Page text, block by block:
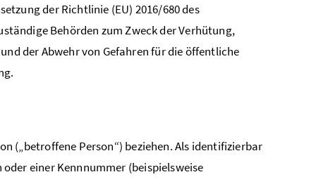
der Richtlinie (EU) 2016/680 des
Behörden zum Zweck der Verhütung,
der Abwehr von Gefahren für die öffentliche
(„betroffene Person“) beziehen. Als identifizierbar
einer Kennnummer (beispielsweise